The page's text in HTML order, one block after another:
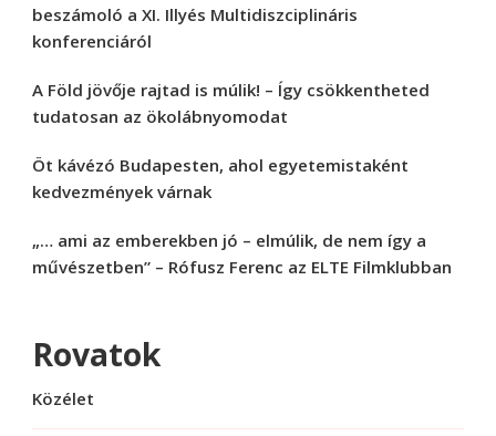
beszámoló a XI. Illyés Multidiszciplináris
konferenciáról
A Föld jövője rajtad is múlik! – Így csökkentheted
tudatosan az ökolábnyomodat
Öt kávézó Budapesten, ahol egyetemistaként
kedvezmények várnak
„… ami az emberekben jó – elmúlik, de nem így a
művészetben” – Rófusz Ferenc az ELTE Filmklubban
Rovatok
Közélet